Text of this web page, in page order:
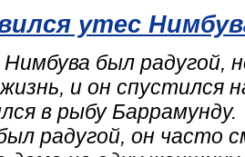
утес
Нимбува был радугой,
и он спустился
в рыбу Баррамунду.
радугой, он часто